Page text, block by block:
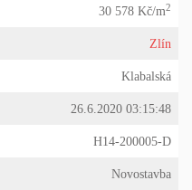
30 578 Kč/m2
Zlín
Klabalská
26.6.2020 03:15:48
H14-200005-D
Novostavba